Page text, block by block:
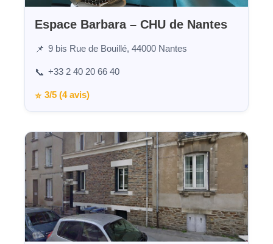
Espace Barbara – CHU de Nantes
📌 9 bis Rue de Bouillé, 44000 Nantes
📞 +33 2 40 20 66 40
⭐ 3/5 (4 avis)